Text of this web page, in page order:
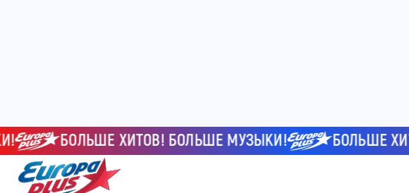
БОЛЬШЕ ХИТОВ! БОЛЬШЕ МУЗЫКИ! БОЛЬШЕ